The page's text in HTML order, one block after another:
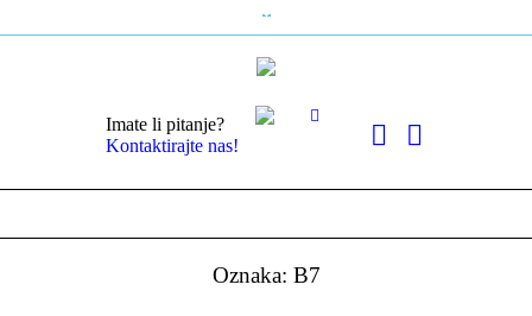
Imate li pitanje?
Kontaktirajte nas!
Oznaka: B7